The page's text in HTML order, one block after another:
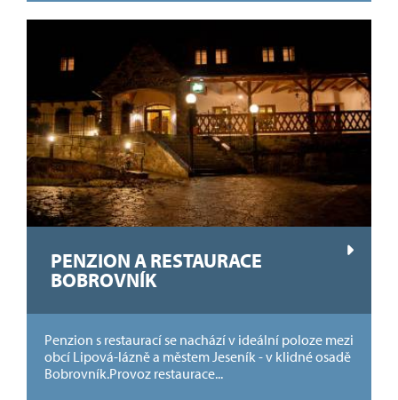
PENZION A RESTAURACE
BOBROVNÍK
Penzion s restaurací se nachází v ideální poloze mezi
obcí Lipová-lázně a městem Jeseník - v klidné osadě
Bobrovník.Provoz restaurace...